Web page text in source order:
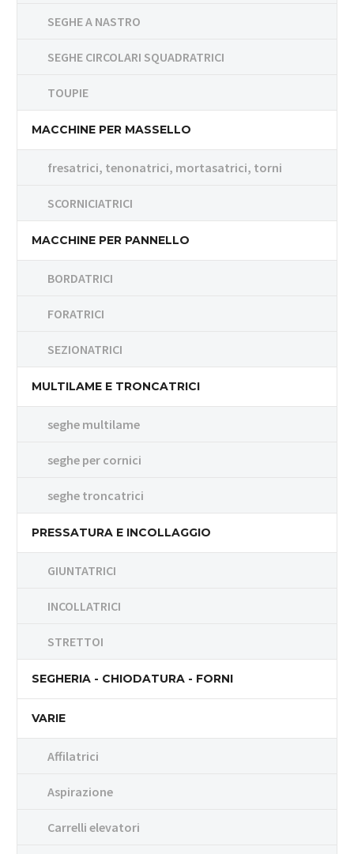
SEGHE A NASTRO
SEGHE CIRCOLARI SQUADRATRICI
TOUPIE
MACCHINE PER MASSELLO
fresatrici, tenonatrici, mortasatrici, torni
SCORNICIATRICI
MACCHINE PER PANNELLO
BORDATRICI
FORATRICI
SEZIONATRICI
MULTILAME E TRONCATRICI
seghe multilame
seghe per cornici
seghe troncatrici
PRESSATURA E INCOLLAGGIO
GIUNTATRICI
INCOLLATRICI
STRETTOI
SEGHERIA - CHIODATURA - FORNI
VARIE
Affilatrici
Aspirazione
Carrelli elevatori